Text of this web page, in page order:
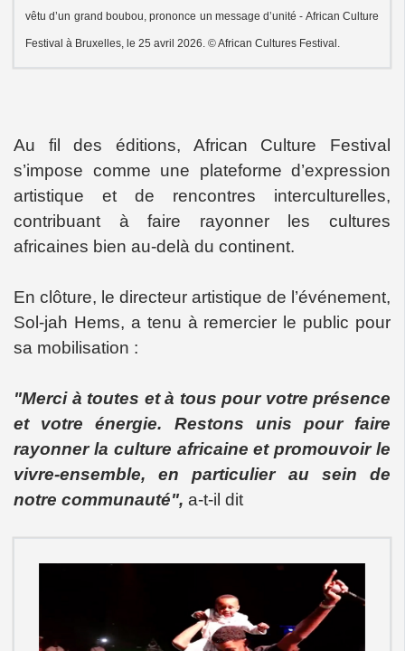
vêtu d’un grand boubou, prononce un message d’unité - African Culture
Festival à Bruxelles, le 25 avril 2026. © African Cultures Festival.
Au fil des éditions, African Culture Festival
s’impose comme une plateforme d’expression
artistique et de rencontres interculturelles,
contribuant à faire rayonner les cultures
africaines bien au-delà du continent.
En clôture, le directeur artistique de l’événement,
Sol-jah Hems, a tenu à remercier le public pour
sa mobilisation :
"Merci à toutes et à tous pour votre présence
et votre énergie. Restons unis pour faire
rayonner la culture africaine et promouvoir le
vivre-ensemble, en particulier au sein de
notre communauté", a-t-il dit